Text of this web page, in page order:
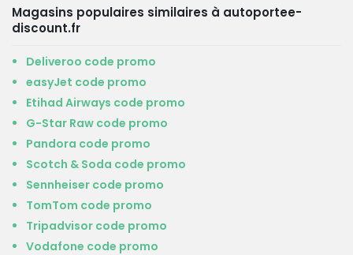
Magasins populaires similaires à autoportee-
discount.fr
Deliveroo code promo
easyJet code promo
Etihad Airways code promo
G-Star Raw code promo
Pandora code promo
Scotch & Soda code promo
Sennheiser code promo
TomTom code promo
Tripadvisor code promo
Vodafone code promo